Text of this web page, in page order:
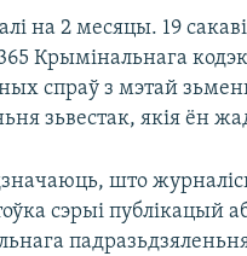
на 2 месяцы. 19
Крымінальнага
спраў з мэтай
зьвестак, якія ён
што
сэрыі публікацый